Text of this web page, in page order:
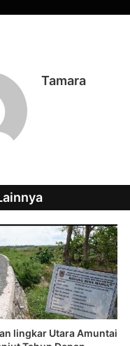
Tamara
lingkar Utara Amuntai